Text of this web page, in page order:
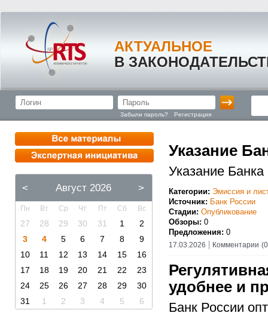
АКТУАЛЬНОЕ
В
Забыли пароль? Регистрация
< Август 2026 >
Пн Вт Ср Чт Пт Сб Вс
27 28 29 30 31 1
2
3
4 5 6 7 8
9
10
11 12 13 14 15
16
17
18 19 20 21 22
23
24
25 26 27 28 29
30
31
1 2 3 4 5 6
Указание
Указание
Категории: Эмиссия и
Источник: Банк России
Стадии: Опубликование
Обзоры: 0
Предложения: 0
17.03.2026 Комментарии
удобнее и
Банк России